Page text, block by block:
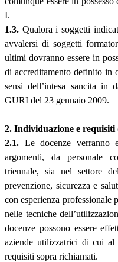
I.
1.3. Qualora i soggetti
avvalersi di soggetti
ultimi dovranno essere in
di accreditamento definito in
sensi dell’intesa sancita in
GURI del 23 gennaio 2009.
2. Individuazione e requisiti
2.1. Le docenze verranno
argomenti, da personale
triennale, sia nel settore
prevenzione, sicurezza e
con esperienza professionale
nelle tecniche
docenze possono essere
aziende utilizzatrici di cui al
requisiti sopra richiamati.